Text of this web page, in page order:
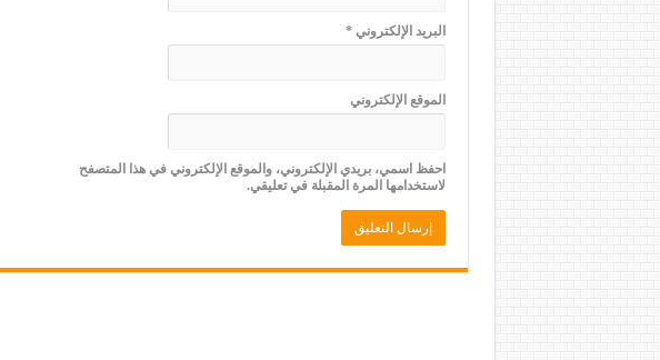
البريد الإلكتروني*
الموقع الإلكتروني
احفظ اسمي، بريدي الإلكتروني، والموقع الإلكتروني في هذا المتصفح
لاستخدامها المرة المقبلة في تعليقي.